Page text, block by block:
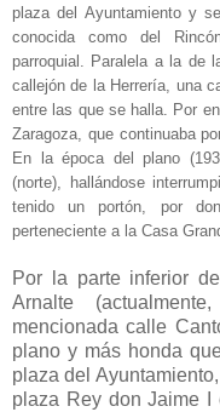
plaza del Ayuntamiento y
conocida como del
parroquial. Paralela a la de
callejón de la Herrería, una
entre las que se halla. Por
Zaragoza, que continuaba
En la época del plano
(norte), hallándose
tenido un portón, por
perteneciente a la Casa
Por la parte inferior
Arnalte
mencionada calle
plano y más honda
plaza del
plaza Rey don Jaime I